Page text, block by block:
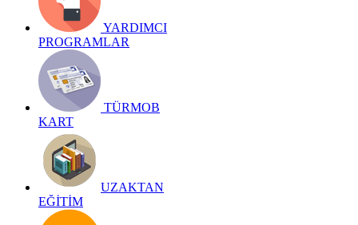
YARDIMCI
PROGRAMLAR
TÜRMOB
KART
UZAKTAN
EĞİTİM